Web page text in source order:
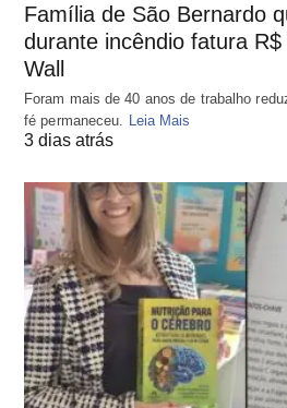
Família de São Bernardo
durante incêndio fatura
Wall
Foram mais de 40 anos de trabalho
fé permaneceu.
Leia Mais
3 dias atrás